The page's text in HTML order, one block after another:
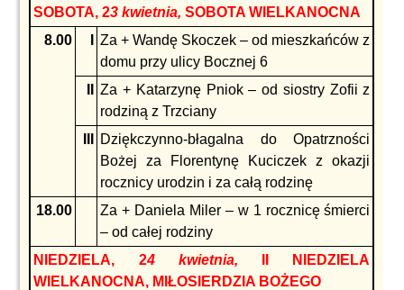
SOBOTA, 23 kwietnia,SOBOTA WIELKANOCNA
8.00
Za + Wandę Skoczek – od mieszkańców z
domu przy ulicy Bocznej 6
Za + Katarzynę Pniok – od siostry Zofii z
rodziną z Trzciany
Dziękczynno-błagalna do Opatrzności
Bożej za Florentynę Kuciczek z okazji
rocznicy urodzin i za całą rodzinę
18.00
Za + Daniela Miler – w 1 rocznicę śmierci
– od całej rodziny
NIEDZIELA, 24 kwietnia, II NIEDZIELA
WIELKANOCNA, MIŁOSIERDZIA BOŻEGO